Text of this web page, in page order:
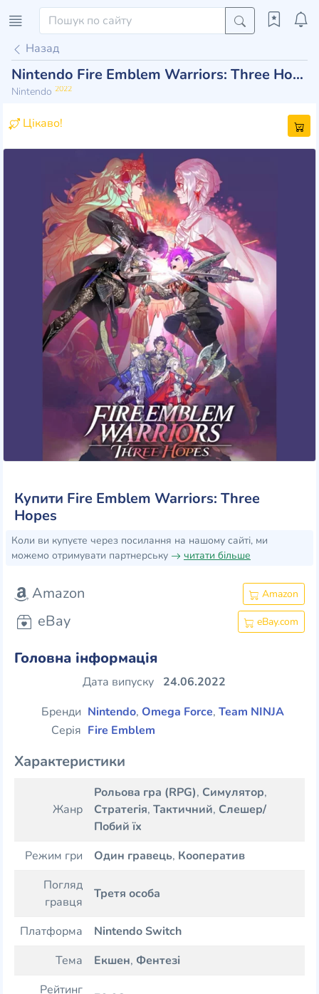
Назад
Nintendo Fire Emblem Warriors: Three Hopes
Nintendo 2022
Цікаво!
Купити Fire Emblem Warriors: Three
Hopes
Коли ви купуєте через посилання на нашому сайті, ми
можемо отримувати партнерську
читати більше
Amazon Amazon
eBay eBay.com
Головна інформація
Дата випуску
24.06.2022
Бренди Nintendo, Omega Force, Team NINJA
Серія Fire Emblem
Характеристики
Жанр
Рольова гра (RPG), Симулятор,
Стратегія, Тактичний, Слешер/
Побий їх
Режим гри
Один гравець, Кооператив
Погляд
гравця
Третя особа
Платформа
Nintendo Switch
Тема
Екшен, Фентезі
Рейтинг